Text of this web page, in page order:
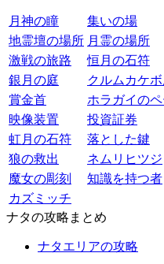
月神の瞳
集いの場
地霊壇の場所 月霊の場所
激戦の旅路
恒月の石符
銀月の庭
クルムカケボ
賞金首
ホラガイの
映像装置
投資証券
虹月の石符
落とした鍵
狼の救出
ネムリヒツジ
魔女の彫刻
知識を持つ者
カズミッチ
ナタの攻略まとめ
ナタエリアの攻略